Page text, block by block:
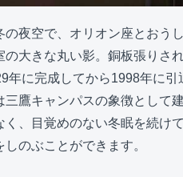
の夜空で、オリオン座とおう
の大きな丸い影。銅板張りさ
年に完成してから1998年に
三鷹キャンパスの象徴として
く、目覚めのない冬眠を続け
しのぶことができます。